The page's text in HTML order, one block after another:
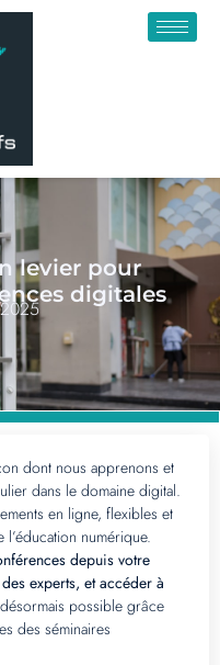
levier pour
digitales
dont nous apprenons et
dans le domaine digital.
en ligne, flexibles et
numérique.
depuis votre
experts, et accéder à
désormais possible grâce
des séminaires